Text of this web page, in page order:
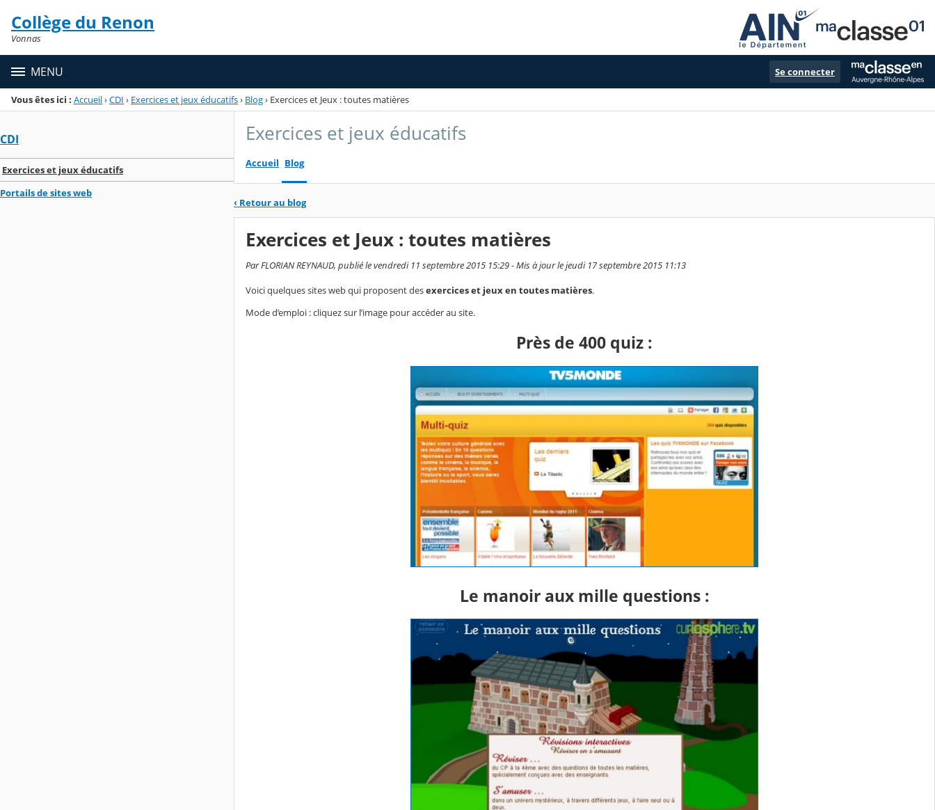
Menu de la rubrique
Contenu
Collège du Renon
Vonnas
MENU Se connecter
Vous êtes ici : Accueil›CDI › Exercices et jeux éducatifs› Blog› Exercices et Jeux : toutes matières
CDI
Exercices et jeux éducatifs
Portails de sites web
Exercices et jeux éducatifs
Accueil Blog
‹ Retour au blog
Exercices et Jeux : toutes matières
Par FLORIAN REYNAUD, publié le vendredi 11 septembre 2015 15:29 - Mis à jour le jeudi 17 septembre 2015 11:13
Voici quelques sites web qui proposent desexercices et jeux en toutes matières.
Mode d’emploi : cliquez sur l’image pour accéder au site.
Près de 400 quiz :
Le manoir aux mille questions :